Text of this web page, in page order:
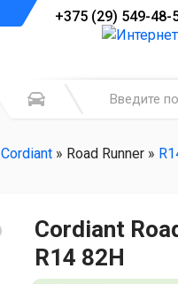
+375 (29) 549-
Cordiant » Road Runner »
Cordiant
R14 82H